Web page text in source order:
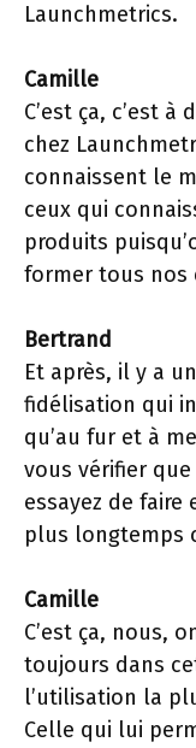
Launchmetrics.
Camille
C’est ça, c’est
chez
connaissent le
ceux qui
produits
former tous nos
Bertrand
Et après, il y a
fidélisation qui
qu’au fur et à
vous vérifier
essayez de
plus longtemps
Camille
C’est ça, nous,
toujours dans
l’utilisation la
Celle qui lui